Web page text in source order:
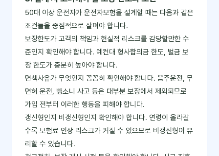
50대 이상 운전자가 운전자보험을 설계할 때는 다음과 같은
조건들을 중점적으로 살펴야 합니다.
보장한도가 고객의 책임과 현실적 리스크를 감당할만한 수
준인지 확인해야 합니다. 예컨대 형사합의금 한도, 벌금 보
장 한도가 충분히 높아야 합니다.
면책사유가 무엇인지 꼼꼼히 확인해야 합니다. 음주운전, 무
면허 운전, 뺑소니 사고 등은 대부분 보장에서 제외되므로
가입 전부터 이러한 행동을 피해야 합니다.
갱신형인지 비갱신형인지 확인해야 합니다. 연령이 올라갈
수록 보험료 인상 리스크가 커질 수 있으므로 비갱신형이 유
리할 수 있습니다.